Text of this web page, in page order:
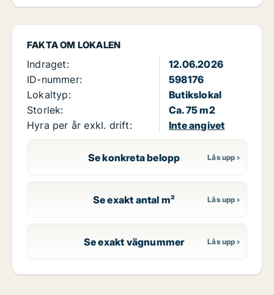
FAKTA OM LOKALEN
Indraget:
12.06.2026
ID-nummer:
598176
Lokaltyp:
Butikslokal
Storlek:
Ca. 75 m2
Hyra per år exkl. drift:
Inte angivet
Se konkreta belopp
Se exakt antal m²
Se exakt vägnummer